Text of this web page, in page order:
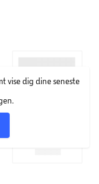
vise dig dine seneste